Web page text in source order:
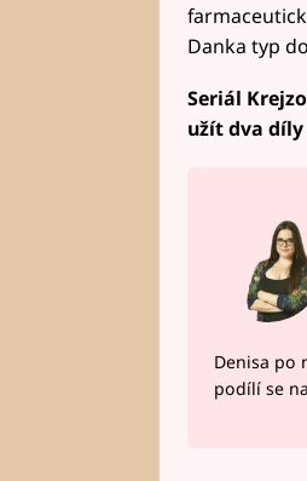
Danka typ
Seriál
užít dva
Denisa po
podílí se